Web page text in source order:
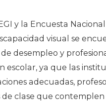
y la Encuesta
visual se
desempleo y
escolar, ya que las
adecuadas,
clase que